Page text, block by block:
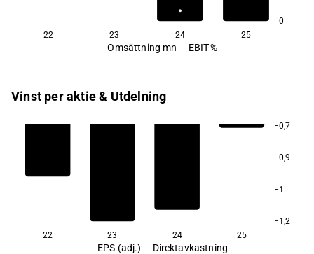
0
22
23 24 25
Omsättning mn EBIT-%
Vinst per aktie & Utdelning
−0,7
−0,9
−1
−1,2
22
23 24 25
EPS (adj.) Direktavkastning